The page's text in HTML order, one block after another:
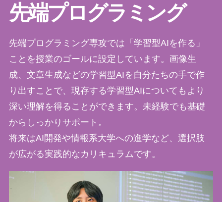
先端プログラミング
先端プログラミング専攻では「学習型AIを作る」
ことを授業のゴールに設定しています。画像生
成、文章生成などの学習型AIを自分たちの手で作
り出すことで、現存する学習型AIについてもより
深い理解を得ることができます。未経験でも基礎
からしっかりサポート。
将来はAI開発や情報系大学への進学など、選択肢
が広がる実践的なカリキュラムです。